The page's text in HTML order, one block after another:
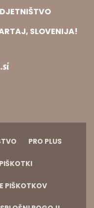
SLOVENIJA!
PRO PLUS
PIŠKOTKI
PIŠKOTKOV